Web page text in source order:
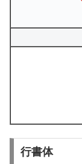
行書体